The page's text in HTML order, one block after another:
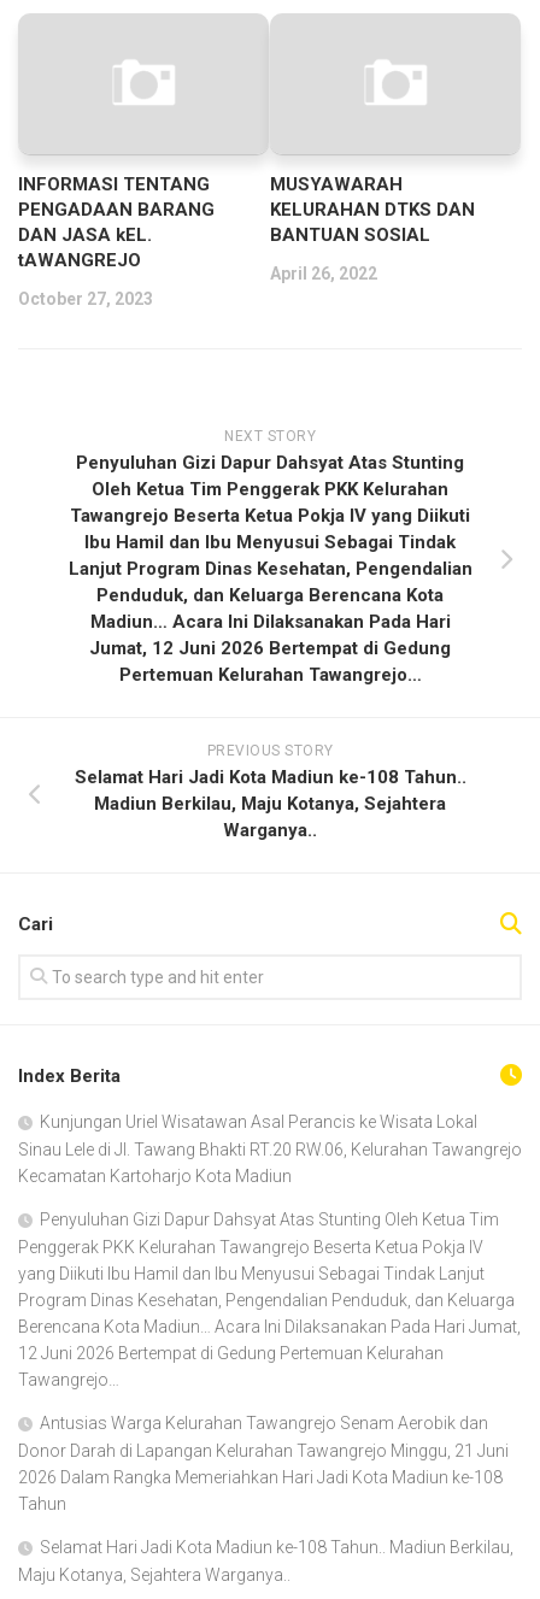
INFORMASI TENTANG
PENGADAAN BARANG
DAN JASA kEL.
tAWANGREJO
October 27, 2023
MUSYAWARAH
KELURAHAN DTKS DAN
BANTUAN SOSIAL
April 26, 2022
NEXT STORY
Penyuluhan Gizi Dapur Dahsyat Atas Stunting
Oleh Ketua Tim Penggerak PKK Kelurahan
Tawangrejo Beserta Ketua Pokja IV yang Diikuti
Ibu Hamil dan Ibu Menyusui Sebagai Tindak
Lanjut Program Dinas Kesehatan, Pengendalian
Penduduk, dan Keluarga Berencana Kota
Madiun… Acara Ini Dilaksanakan Pada Hari
Jumat, 12 Juni 2026 Bertempat di Gedung
Pertemuan Kelurahan Tawangrejo…
PREVIOUS STORY
Selamat Hari Jadi Kota Madiun ke-108 Tahun..
Madiun Berkilau, Maju Kotanya, Sejahtera
Warganya..
Cari
Index Berita
Kunjungan Uriel Wisatawan Asal Perancis ke Wisata Lokal
Sinau Lele di Jl. Tawang Bhakti RT.20 RW.06, Kelurahan Tawangrejo
Kecamatan Kartoharjo Kota Madiun
Penyuluhan Gizi Dapur Dahsyat Atas Stunting Oleh Ketua Tim
Penggerak PKK Kelurahan Tawangrejo Beserta Ketua Pokja IV
yang Diikuti Ibu Hamil dan Ibu Menyusui Sebagai Tindak Lanjut
Program Dinas Kesehatan, Pengendalian Penduduk, dan Keluarga
Berencana Kota Madiun… Acara Ini Dilaksanakan Pada Hari Jumat,
12 Juni 2026 Bertempat di Gedung Pertemuan Kelurahan
Tawangrejo…
Antusias Warga Kelurahan Tawangrejo Senam Aerobik dan
Donor Darah di Lapangan Kelurahan Tawangrejo Minggu, 21 Juni
2026 Dalam Rangka Memeriahkan Hari Jadi Kota Madiun ke-108
Tahun
Selamat Hari Jadi Kota Madiun ke-108 Tahun.. Madiun Berkilau,
Maju Kotanya, Sejahtera Warganya..